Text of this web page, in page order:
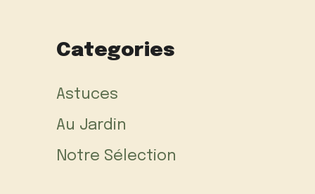
Categories
Astuces
Au Jardin
Notre Sélection